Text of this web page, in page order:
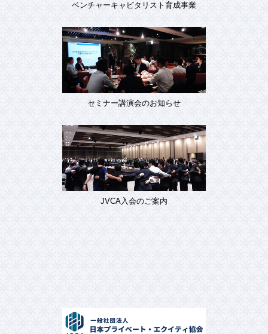
ベンチャーキャピタリスト育成事業
セミナー講演会のお知らせ
JVCA入会のご案内